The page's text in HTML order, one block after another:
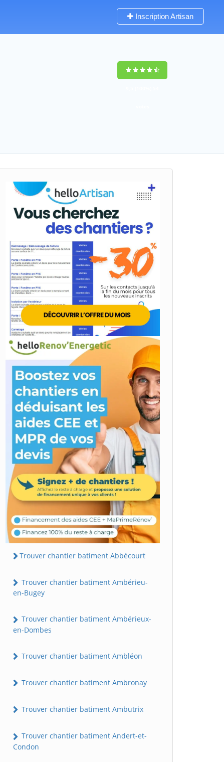
Inscription Artisan
Trouver chantier batiment Abbécourt
Trouver chantier batiment Ambérieu-
en-Bugey
Trouver chantier batiment Ambérieux-
en-Dombes
Trouver chantier batiment Ambléon
Trouver chantier batiment Ambronay
Trouver chantier batiment Ambutrix
Trouver chantier batiment Andert-et-
Condon